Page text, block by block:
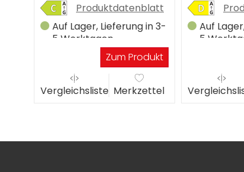
Produktdatenblatt
Auf Lager, Lieferung in 3-
5 Werktagen
Zum Produkt
Vergleichsliste Merkzettel
Auf
5